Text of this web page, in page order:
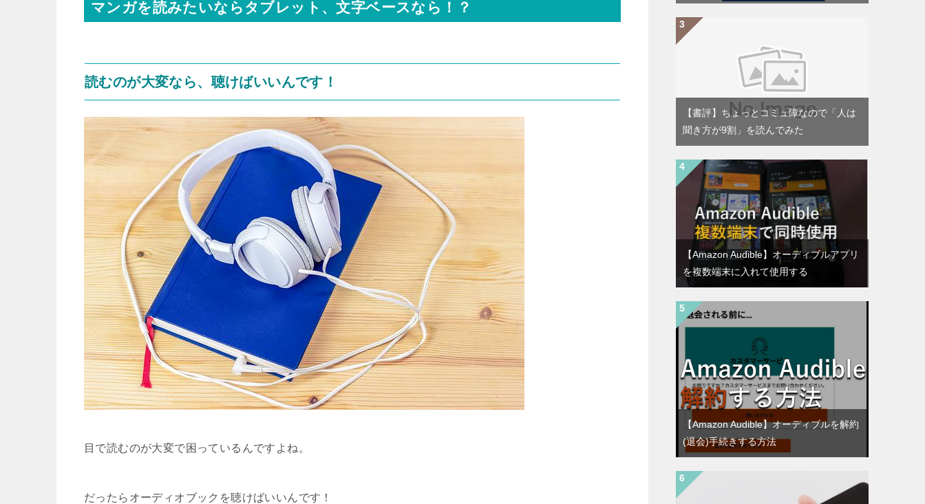
マンガを読みたいならタブレット、文字ベースなら！？
読むのが大変なら、聴けばいいんです！
目で読むのが大変で困っているんですよね。
だったらオーディオブックを聴けばいいんです！
【書評】ちょっとコミュ障なので「人は
聞き方が9割」を読んでみた
【Amazon Audible】オーディブルアプリ
を複数端末に入れて使用する
【Amazon Audible】オーディブルを解約
(退会)手続きする方法